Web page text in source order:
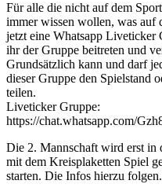
Für alle die nicht auf dem
immer wissen wollen, was auf
jetzt eine Whatsapp
ihr der Gruppe beitreten und
Grundsätzlich kann und darf
dieser Gruppe den Spielstand
teilen.
Liveticker Gruppe:
https://chat.whatsapp.com/
Die 2. Mannschaft wird erst in
mit dem Kreisplaketten Spiel
starten. Die Infos hierzu folgen.